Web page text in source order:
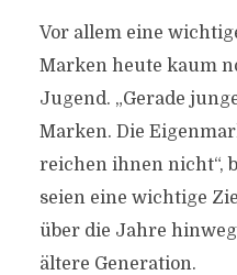
Vor allem eine
Marken heute kaum
Jugend. „Gerade
Marken. Die
reichen ihnen nicht“,
seien eine wichtige
über die Jahre
ältere Generation.